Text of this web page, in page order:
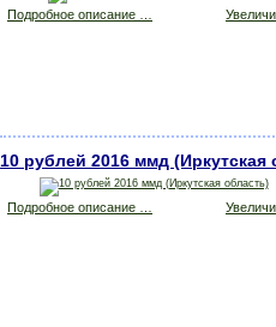
Подробное описание …
10 рублей 2016 ммд (Иркутская
Подробное описание …